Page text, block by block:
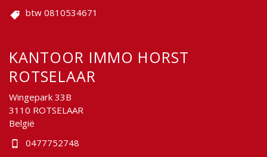
btw 0810534671
KANTOOR IMMO HORST
ROTSELAAR
Wingepark 33B
3110 ROTSELAAR
België
0477752748